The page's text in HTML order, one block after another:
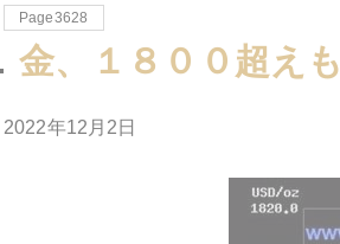
Page3628
金、１８００超えも
2022年12月2日